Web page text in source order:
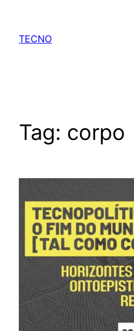
content
TECNO
Tag: corpo